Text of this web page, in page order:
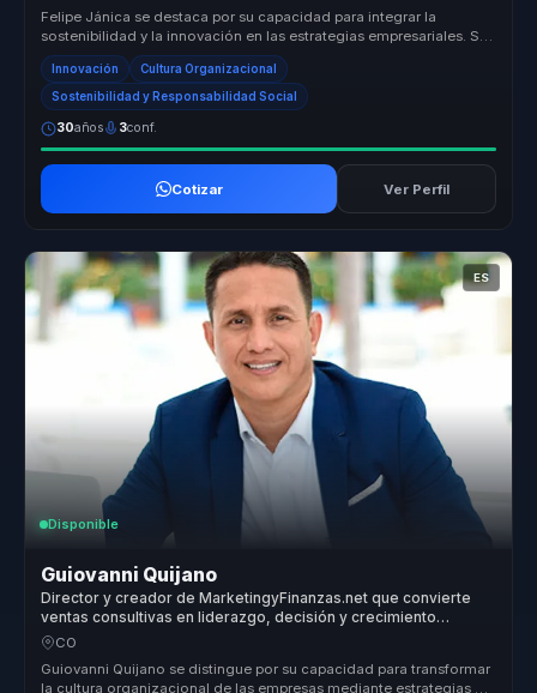
Felipe Jánica se destaca por su capacidad para integrar la
sostenibilidad y la innovación en las estrategias empresariales. Su
enfoque ún...
Innovación Cultura Organizacional
Sostenibilidad y Responsabilidad Social
30años 3conf.
Cotizar Ver Perfil
ES
Disponible
Guiovanni Quijano
Director y creador de MarketingyFinanzas.net que convierte
ventas consultivas en liderazgo, decisión y crecimiento
comercial para equipos.
CO
Guiovanni Quijano se distingue por su capacidad para transformar
la cultura organizacional de las empresas mediante estrategias de